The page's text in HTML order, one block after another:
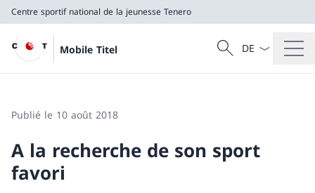
Centre sportif national de la jeunesse Tenero
Mobile Titel
Recherche
Recherche
La langue
Publié le 10 août 2018
A la recherche de son sport
favori